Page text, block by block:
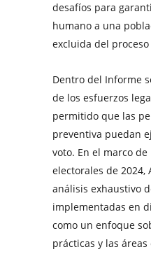
desafíos para
humano a una
excluida del
Dentro del Informe
de los esfuerzos
permitido que las
preventiva puedan
voto. En el marco de
electorales de 2024,
análisis exhaustivo
implementadas en
como un enfoque
prácticas y las